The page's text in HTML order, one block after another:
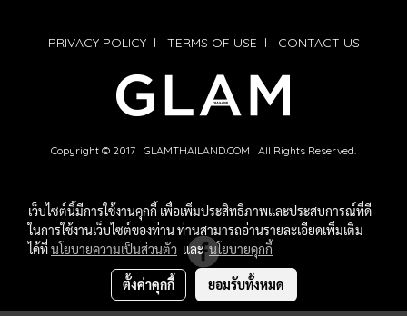
PRIVACY POLICYl TERMS OF USE l CONTACT US
Copyright © 2017 GLAMTHAILAND.COM All Rights Reserved.
เว็บไซต์นี้มีการใช้งานคุกกี้ เพื่อเพิ่มประสิทธิภาพและประสบการณ์ที่ดี
ในการใช้งานเว็บไซต์ของท่าน ท่านสามารถอ่านรายละเอียดเพิ่มเติม
ได้ที่นโยบายความเป็นส่วนตัว และนโยบายคุกกี้
ตั้งค่าคุกกี้ ยอมรับทั้งหมด